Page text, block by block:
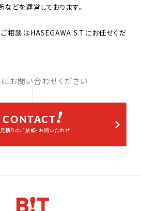
などを運営しております。
相談はHASEGAWA S.Tにお任せくだ
お問い合わせください
CONTACT
積りのご依頼・お問い合わせ